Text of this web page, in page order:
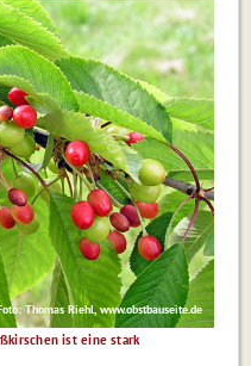
Thomas Riehl, www.obstbauseite.de
ist eine stark